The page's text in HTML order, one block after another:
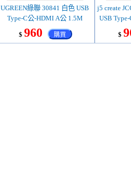
UGREEN綠聯 30841 白色 USB
Type-C公-HDMI A公 1.5M
$ 960 購買
j5 create
USB
$